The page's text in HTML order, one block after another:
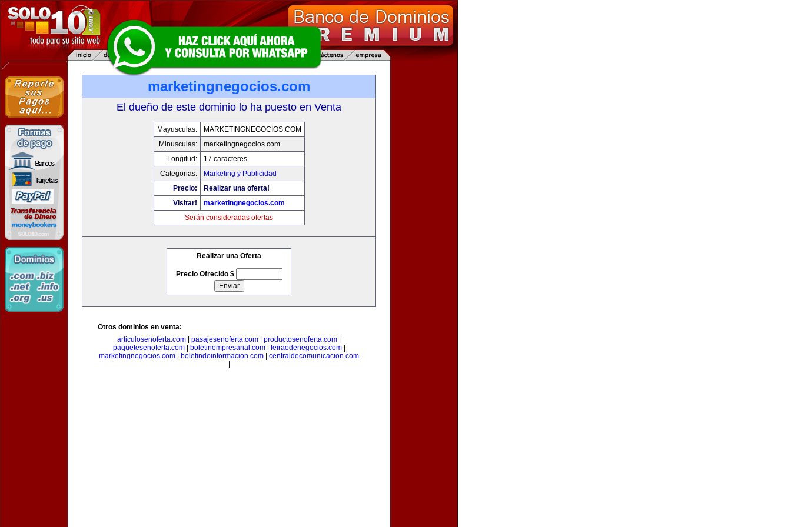
marketingnegocios.com
El dueño de este dominio lo ha puesto en Venta
Mayusculas:
MARKETINGNEGOCIOS.COM
Minusculas:
marketingnegocios.com
Longitud:
17 caracteres
Categorias:
Marketing y Publicidad
Precio:
Realizar una oferta!
Visitar!
marketingnegocios.com
Serán consideradas ofertas
Realizar una Oferta
Precio Ofrecido $
Otros dominios en venta:
articulosenoferta.com
pasajesenoferta.com productosenoferta.com
paquetesenoferta.com| boletinempresarial.com| feiraodenegocios.com|
marketingnegocios.com
boletindeinformacion.com
centraldecomunicacion.com